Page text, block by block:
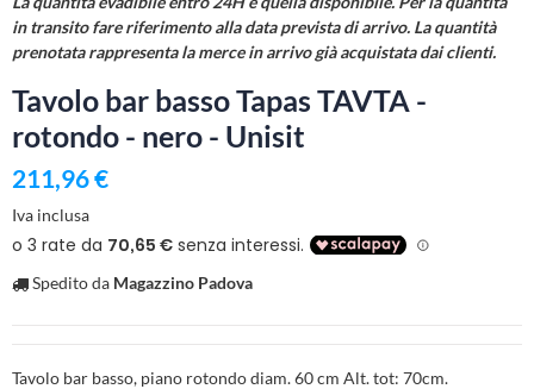
in transito fare riferimento alla data prevista di arrivo. La quantità
prenotata rappresenta la merce in arrivo già acquistata dai clienti.
Tavolo bar basso Tapas TAVTA -
rotondo - nero - Unisit
211,96 €
Iva inclusa
Spedito da Magazzino Padova
Tavolo bar basso, piano rotondo diam. 60 cm Alt. tot: 70cm.